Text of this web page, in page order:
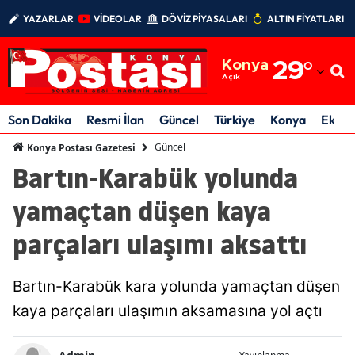
YAZARLAR VİDEOLAR DÖVİZ PİYASALARI ALTIN FİYATLARI
Konya
Açık 29°
Adıyaman
Afyonkarahisar
Amasya
Ankara
Antalya
Aydın
Balıkesir
Son Dakika Resmi İlan Güncel Türkiye Konya
Konya Postası Gazetesi Güncel
Bartın-Karabük yolunda
yamaçtan düşen kaya
parçaları ulaşımı aksattı
Bartın-Karabük kara yolunda yamaçtan düşen
kaya parçaları ulaşımın aksamasına yol açtı